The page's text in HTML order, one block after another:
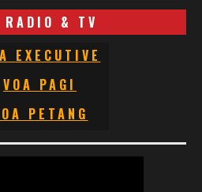
RADIO & TV
EXECUTIVE
VOA PAGI
PETANG